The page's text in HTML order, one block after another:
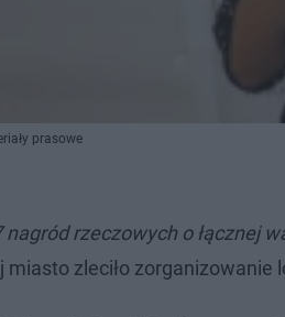
prasowe
rzeczowych o łącznej
zleciło zorganizowanie